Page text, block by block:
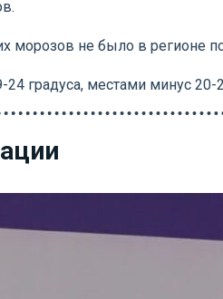
морозов не было в регионе
градуса, местами минус